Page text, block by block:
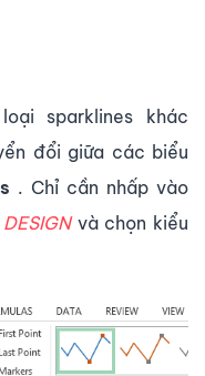
sparklines khác
đổi giữa các biểu
. Chỉ cần nhấp vào
DESIGNvà chọn kiểu